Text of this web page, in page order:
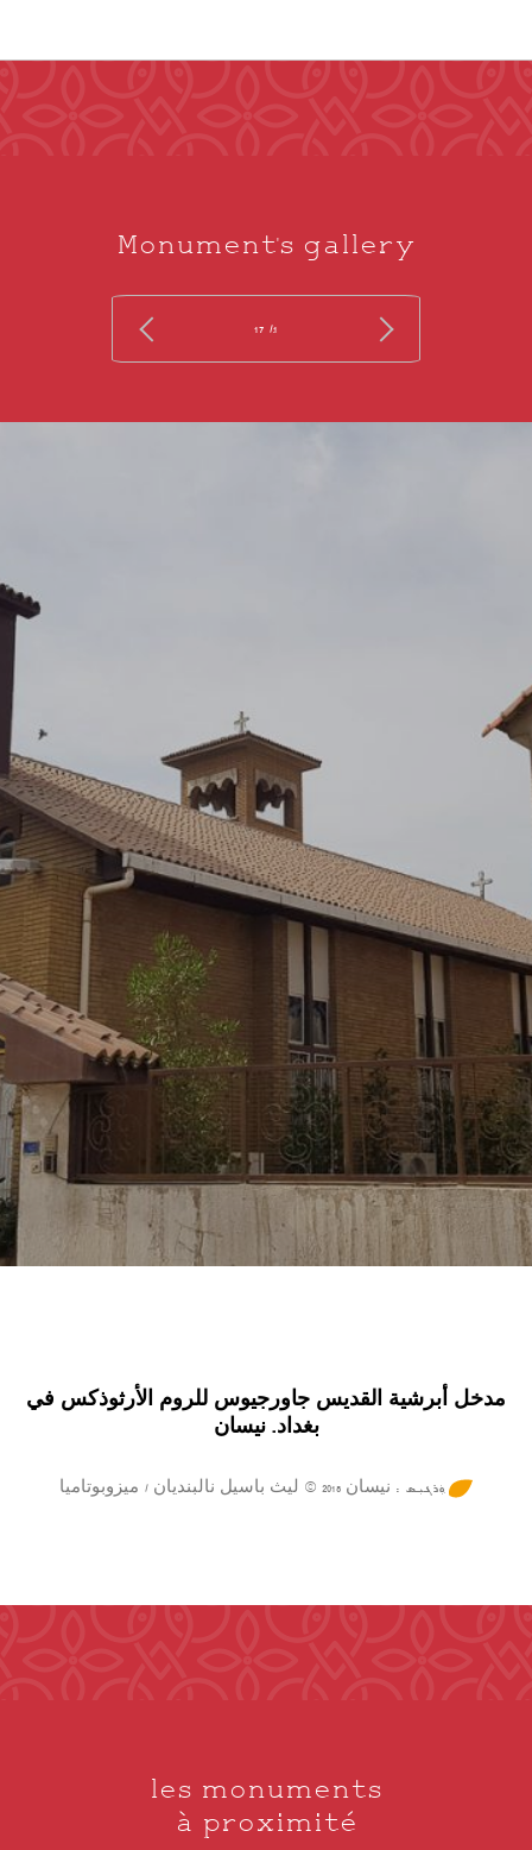
Monument's gallery
1
/ 17
مدخل أبرشية القديس جاورجيوس للروم الأرثوذكس في
بغداد. نيسان
ܼܘܲܪܓܝܼܣ : نيسان 2018 © ليث باسيل نالبنديان / ميزوبوتاميا
les monuments
à proximité